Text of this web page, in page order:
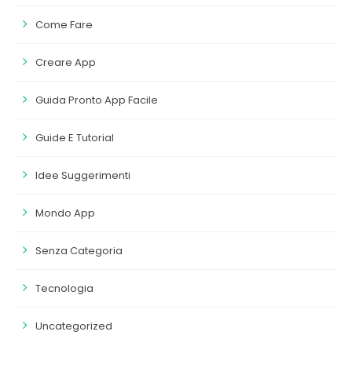
Come Fare
Creare App
Guida Pronto App Facile
Guide E Tutorial
Idee Suggerimenti
Mondo App
Senza Categoria
Tecnologia
Uncategorized